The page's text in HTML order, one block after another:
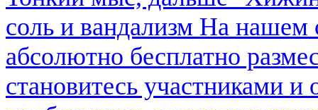
соль и вандализм На нашем
абсолютно бесплатно
становитесь участниками